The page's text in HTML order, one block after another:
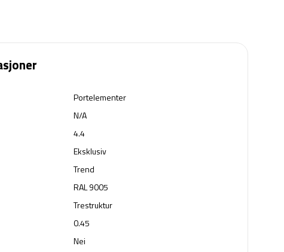
Portelementer
N/A
4.4
Eksklusiv
Trend
RAL 9005
Trestruktur
0.45
Nei